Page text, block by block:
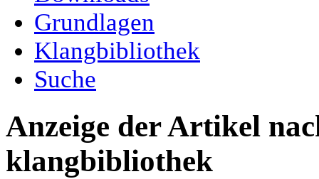
Grundlagen
Klangbibliothek
Suche
Anzeige der Artikel
klangbibliothek